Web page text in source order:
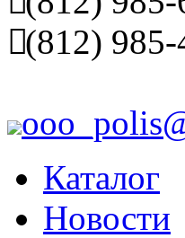
(812) 985-
Каталог
Новости